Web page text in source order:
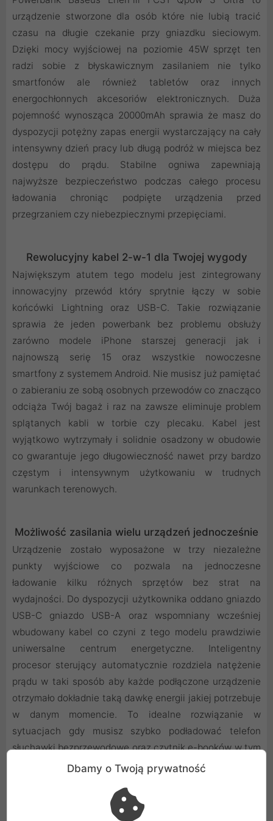
urządzenie stworzone dla osób które nie lubią tracić
czasu na długie czekanie przy gniazdku sieciowym.
Dzięki mocy wyjściowej na poziomie 45W sprzęt ten
radzi sobie z błyskawicznym zasilaniem nie tylko
smartfonów ale również tabletów oraz innych
energochłonnych akcesoriów elektronicznych. Duża
pojemność wynosząca 20000mAh sprawia że masz do
dyspozycji potężny zapas energii wystarczający na cały
intensywny dzień pracy lub długą podróż w miejsca bez
dostępu do prądu. Stabilne ogniwa zapewniają
najwyższe bezpieczeństwo podczas całego procesu
ładowania chroniąc podpięte urządzenia przed
przegrzaniem czy niebezpiecznymi przepięciami.
Rewolucyjny kabel 2-w-1 dla Twojej wygody
Największym atutem tego modelu jest zintegrowany
innowacyjny przewód który sprytnie łączy w sobie
końcówki Lightning oraz USB-C. Takie rozwiązanie
sprawia że jeden powerbank bez problemu obsłuży
zarówno modele iPhone starszej generacji jak i
najnowszą serię 15 oraz wszystkie nowoczesne
smartfony z systemem Android. Nie musisz już pamiętać
o zabieraniu ze sobą osobnych przewodów co znacząco
odciąża Twój bagaż i raz na zawsze eliminuje problem
splątanych kabli w torbie czy plecaku. Kabel jest
wyjątkowo wytrzymały i solidnie osadzony w obudowie
co gwarantuje jego długowieczność nawet przy bardzo
częstym i intensywnym użytkowaniu w trudnych
warunkach terenowych.
Możliwość zasilania wielu urządzeń jednocześnie
Urządzenie zostało wyposażone w trzy niezależne
punkty wyjściowe co pozwala na jednoczesne
ładowanie kilku różnych sprzętów bez strat na
wydajności. Do dyspozycji użytkownika oddano gniazdo
USB-C gniazdo USB-A oraz wspomniany wcześniej
wbudowany kabel co czyni z tego modelu prawdziwie
uniwersalne centrum energetyczne. Inteligentny
procesor sterujący automatycznie rozdziela natężenie
prądu w taki sposób aby każde podłączone urządzenie
otrzymało dokładnie taką dawkę energii jakiej potrzebuje
w danym momencie. To idealne rozwiązanie w
sytuacjach gdy musisz szybko podładować telefon
słuchawki bezprzewodowe oraz czytnik e-booków w tym
samym czasie.
Nowoczesna estetyka i pełna kontrola zasobów
Dbamy o Twoją prywatność